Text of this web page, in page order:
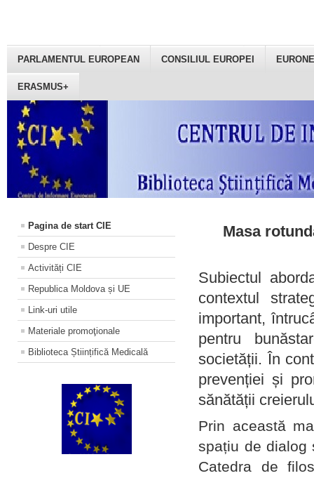
PARLAMENTUL EUROPEAN CONSILIUL EUROPEI
ERASMUS+
Pagina de start CIE
Despre CIE
Activități CIE
Republica Moldova și UE
Link-uri utile
Materiale promoţionale
Biblioteca Științifică Medicală
Masa
Subiectul
contextul
important,
pentru
societății. În
prevenției și
sănătății
Prin această
spațiu de dialog
Catedra de